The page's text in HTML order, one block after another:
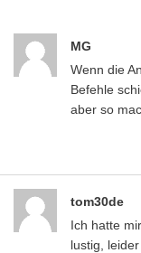
MG
Wenn die
Befehle
aber so
tom30de
Ich hatte
lustig,